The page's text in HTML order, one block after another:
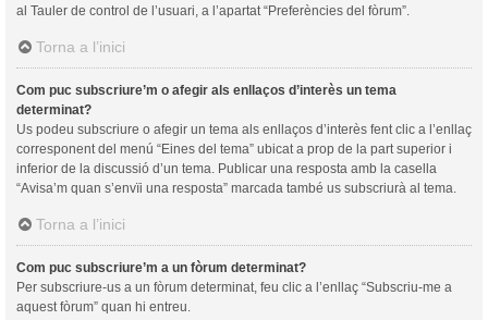
al Tauler de control de l’usuari, a l’apartat “Preferències del fòrum”.
Torna a l’inici
Com puc subscriure’m o afegir als enllaços d’interès un tema
determinat?
Us podeu subscriure o afegir un tema als enllaços d’interès fent clic a l’enllaç
corresponent del menú “Eines del tema” ubicat a prop de la part superior i
inferior de la discussió d’un tema. Publicar una resposta amb la casella
“Avisa’m quan s’envïi una resposta” marcada també us subscriurà al tema.
Torna a l’inici
Com puc subscriure’m a un fòrum determinat?
Per subscriure-us a un fòrum determinat, feu clic a l’enllaç “Subscriu-me a
aquest fòrum” quan hi entreu.